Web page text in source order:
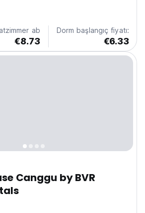
ab
€8.73
Dorm başlangıç fiyatı:
€6.33
Canggu by BVR